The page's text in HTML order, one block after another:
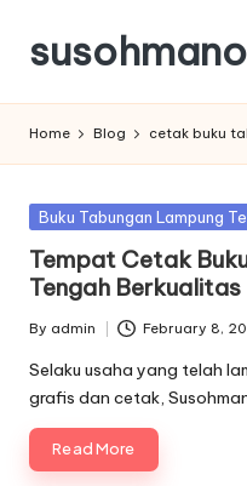
Skip
content
Home Blog cetak buku
Posted
Buku Tabungan Lampung
Tempat Cetak
Tengah Berkualitas
Posted
by
By admin February 8,
Selaku usaha yang telah
grafis dan cetak,
Read More